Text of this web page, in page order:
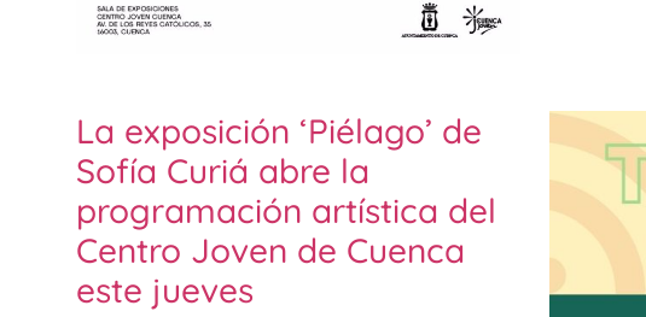
La exposición ‘Piélago’ de
Sofía Curiá abre la
programación artística del
Centro Joven de Cuenca
este jueves